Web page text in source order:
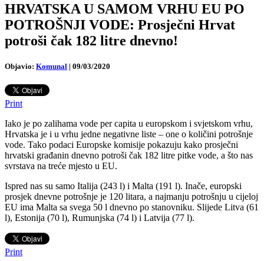
HRVATSKA U SAMOM VRHU EU PO
POTROŠNJI VODE: Prosječni Hrvat
potroši čak 182 litre dnevno!
Objavio: Komunal | 09/03/2020
Print
Iako je po zalihama vode per capita u europskom i svjetskom vrhu,
Hrvatska je i u vrhu jedne negativne liste – one o količini potrošnje
vode. Tako podaci Europske komisije pokazuju kako prosječni
hrvatski građanin dnevno potroši čak 182 litre pitke vode, a što nas
svrstava na treće mjesto u EU.
Ispred nas su samo Italija (243 l) i Malta (191 l). Inače, europski
prosjek dnevne potrošnje je 120 litara, a najmanju potrošnju u cijeloj
EU ima Malta sa svega 50 l dnevno po stanovniku. Slijede Litva (61
l), Estonija (70 l), Rumunjska (74 l) i Latvija (77 l).
Print